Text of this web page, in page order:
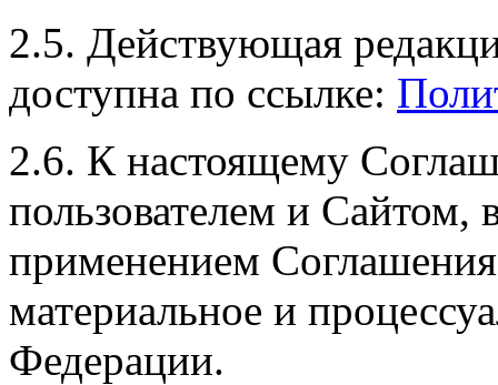
2.5. Действующая
доступна по ссылке:
2.6. К настоящему
пользователем и Сайтом,
применением
материальное и
Федерации.